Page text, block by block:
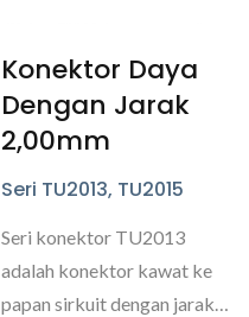
Konektor Daya
Dengan Jarak
2,00mm
Seri TU2013, TU2015
Seri konektor TU2013
adalah konektor kawat ke
papan sirkuit dengan jarak